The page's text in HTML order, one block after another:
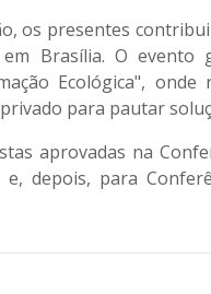
os presentes
em Brasília. O
Ecológica",
para pautar
aprovadas na
e, depois, para